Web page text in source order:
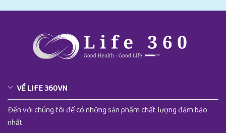
VỀ LIFE 360VN
Đến với chúng tôi để có những sản phẩm chất lượng đảm bảo
nhất